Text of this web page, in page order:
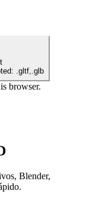
.gltf,.glb
browser.
Blender,